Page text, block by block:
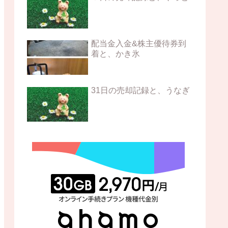
配当金入金&株主優待券到
着と、かき氷
31日の売却記録と、うなぎ